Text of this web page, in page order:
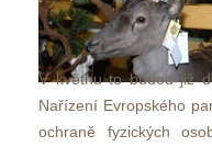
V květnu to budou již
Nařízení Evropského
ochraně fyzických